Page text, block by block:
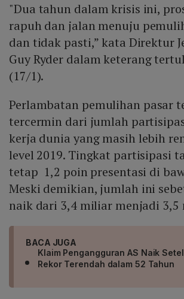
"Dua tahun dalam krisis ini,
rapuh dan jalan menuju
dan tidak pasti,” kata Direktur
Guy Ryder dalam keterang
(17/1).
Perlambatan pemulihan pasar
tercermin dari jumlah
kerja dunia yang masih lebih
level 2019. Tingkat partisipasi
tetap 1,2 poin presentasi di
Meski demikian, jumlah ini
naik dari 3,4 miliar menjadi 3,5
BACA JUGA
Klaim Pengangguran AS Naik
Rekor Terendah dalam 52 Tahun